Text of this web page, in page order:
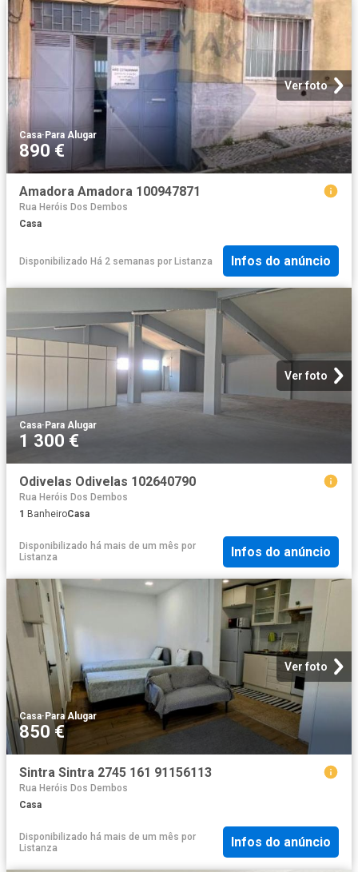
Ver foto
Casa·Para Alugar
890 €
Amadora Amadora 100947871
Rua Heróis Dos Dembos
Casa
Disponibilizado Há 2 semanas por Listanza Infos do anúncio
Ver foto
Casa· Para Alugar
1 300 €
Odivelas Odivelas 102640790
Rua Heróis Dos Dembos
1 BanheiroCasa
Disponibilizado há mais de um mês por
Listanza
Infos do anúncio
Ver foto
Casa· Para Alugar
850 €
Sintra Sintra 2745 161 91156113
Rua Heróis Dos Dembos
Casa
Disponibilizado há mais de um mês por
Listanza
Infos do anúncio